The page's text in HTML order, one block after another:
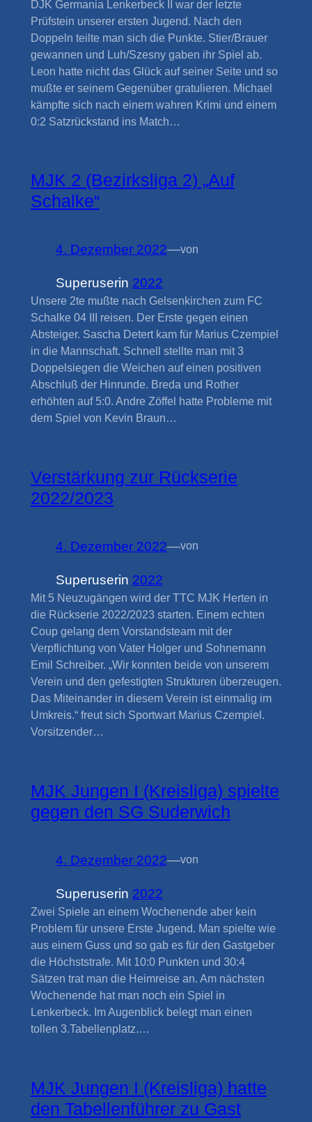
DJK Germania Lenkerbeck II war der letzte
Prüfstein unserer ersten Jugend. Nach den
Doppeln teilte man sich die Punkte. Stier/Brauer
gewannen und Luh/Szesny gaben ihr Spiel ab.
Leon hatte nicht das Glück auf seiner Seite und so
mußte er seinem Gegenüber gratulieren. Michael
kämpfte sich nach einem wahren Krimi und einem
0:2 Satzrückstand ins Match…
MJK 2 (Bezirksliga 2) „Auf
Schalke“
4. Dezember 2022—von
Superuserin 2022
Unsere 2te mußte nach Gelsenkirchen zum FC
Schalke 04 III reisen. Der Erste gegen einen
Absteiger. Sascha Detert kam für Marius Czempiel
in die Mannschaft. Schnell stellte man mit 3
Doppelsiegen die Weichen auf einen positiven
Abschluß der Hinrunde. Breda und Rother
erhöhten auf 5:0. Andre Zöffel hatte Probleme mit
dem Spiel von Kevin Braun…
Verstärkung zur Rückserie
2022/2023
4. Dezember 2022—von
Superuserin 2022
Mit 5 Neuzugängen wird der TTC MJK Herten in
die Rückserie 2022/2023 starten. Einem echten
Coup gelang dem Vorstandsteam mit der
Verpflichtung von Vater Holger und Sohnemann
Emil Schreiber. „Wir konnten beide von unserem
Verein und den gefestigten Strukturen überzeugen.
Das Miteinander in diesem Verein ist einmalig im
Umkreis.“ freut sich Sportwart Marius Czempiel.
Vorsitzender…
MJK Jungen I (Kreisliga) spielte
gegen den SG Suderwich
4. Dezember 2022—von
Superuserin 2022
Zwei Spiele an einem Wochenende aber kein
Problem für unsere Erste Jugend. Man spielte wie
aus einem Guss und so gab es für den Gastgeber
die Höchststrafe. Mit 10:0 Punkten und 30:4
Sätzen trat man die Heimreise an. Am nächsten
Wochenende hat man noch ein Spiel in
Lenkerbeck. Im Augenblick belegt man einen
tollen 3.Tabellenplatz.…
MJK Jungen I (Kreisliga) hatte
den Tabellenführer zu Gast